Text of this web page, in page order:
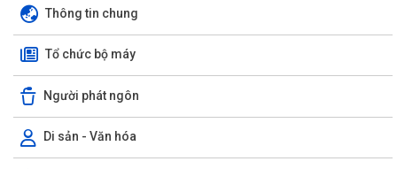
Thông tin chung
Tổ chức bộ máy
Người phát ngôn
Di sản - Văn hóa
Kỳ họp thứ ba (kỳ họp thường lệ giữa năm 2026) Hội đồng nhân dân